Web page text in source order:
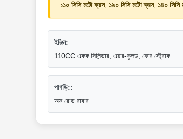
১১০ সিসি মটো ক্রস, ১৯০ সিসি মটো ক্রস, ১৪০
ইঞ্জিন:
110CC একক সিলিন্ডার, এয়ার-কুলড, ফোর স্ট্রোক
পাগড়ি::
অফ রোড রাবার